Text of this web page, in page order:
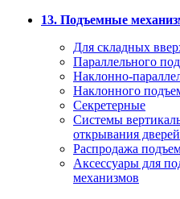
13. Подъемные
Для складных
Параллельного
Наклонно-
Наклонного
Секретерные
Системы
открывания дверей
Распродажа
Аксессуары для
механизмов